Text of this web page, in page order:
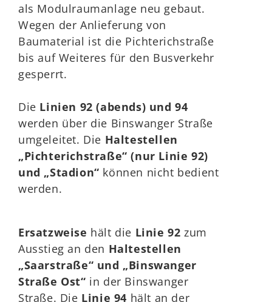
als Modulraumanlage neu gebaut.
Wegen der Anlieferung von
Baumaterial ist die Pichterichstraße
bis auf Weiteres für den Busverkehr
gesperrt.
Die Linien 92 (abends) und 94
werden über die Binswanger Straße
umgeleitet. Die Haltestellen
„Pichterichstraße“ (nur Linie 92)
und „Stadion“ können nicht bedient
werden.
Ersatzweise hält die Linie 92 zum
Ausstieg an den Haltestellen
„Saarstraße“ und „Binswanger
Straße Ost“ in der Binswanger
Straße. Die Linie 94 hält an der